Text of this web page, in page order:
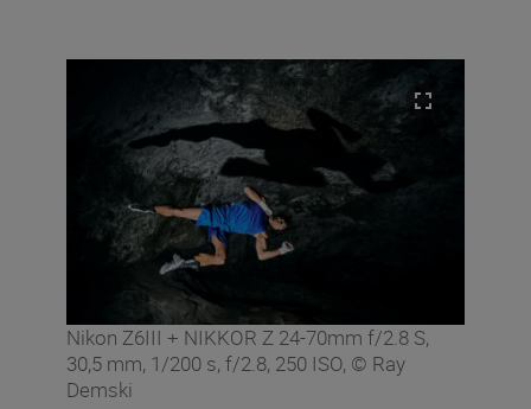
Nikon Z6III + NIKKOR Z 24-70mm f/2.8 S,
30,5 mm, 1/200 s, f/2.8, 250 ISO, © Ray
Demski